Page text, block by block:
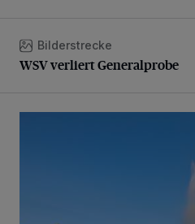
WSV verliert Generalprobe
Bilderstrecke
WSV verliert Generalprobe